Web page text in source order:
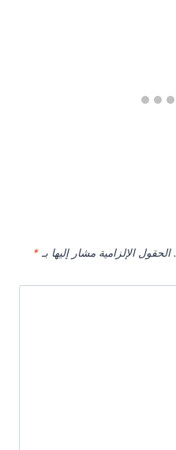
الحقول الإلزامية مشار إليها بـ *